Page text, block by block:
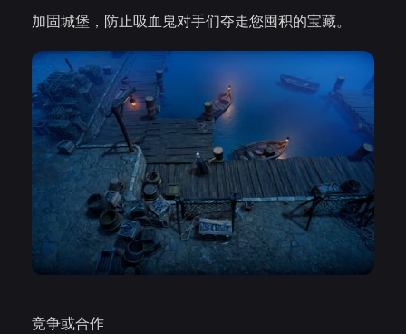
加固城堡，防止吸血鬼对手们夺走您囤积的宝藏。
竞争或合作